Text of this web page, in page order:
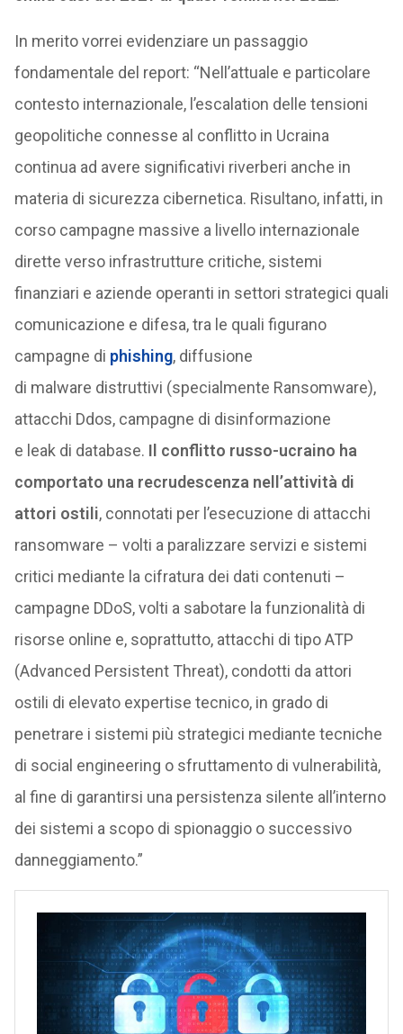
In merito vorrei evidenziare un passaggio
fondamentale del report: “Nell’attuale e particolare
contesto internazionale, l’escalation delle tensioni
geopolitiche connesse al conflitto in Ucraina
continua ad avere significativi riverberi anche in
materia di sicurezza cibernetica. Risultano, infatti, in
corso campagne massive a livello internazionale
dirette verso infrastrutture critiche, sistemi
finanziari e aziende operanti in settori strategici quali
comunicazione e difesa, tra le quali figurano
campagne di phishing, diffusione
di malware distruttivi (specialmente Ransomware),
attacchi Ddos, campagne di disinformazione
e leak di database. Il conflitto russo-ucraino ha
comportato una recrudescenza nell’attività di
attori ostili, connotati per l’esecuzione di attacchi
ransomware – volti a paralizzare servizi e sistemi
critici mediante la cifratura dei dati contenuti –
campagne DDoS, volti a sabotare la funzionalità di
risorse online e, soprattutto, attacchi di tipo ATP
(Advanced Persistent Threat), condotti da attori
ostili di elevato expertise tecnico, in grado di
penetrare i sistemi più strategici mediante tecniche
di social engineering o sfruttamento di vulnerabilità,
al fine di garantirsi una persistenza silente all’interno
dei sistemi a scopo di spionaggio o successivo
danneggiamento.”